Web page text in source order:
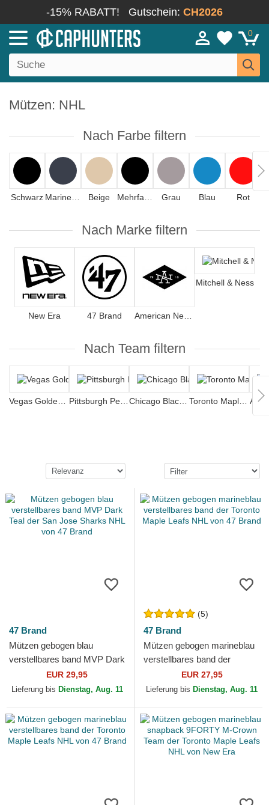
-15% RABATT! Gutschein: CH2026
0
Mützen: NHL
Nach Farbe filtern
Schwarz Beige Grau Blau Rot
Nach Marke filtern
New Era 47 Brand
Mitchell & Ness
Nach Team filtern
Vegas Golden Knights Pittsburgh Penguins Chicago Blackhawks Toronto Maple Leafs
47 Brand
Mützen gebogen blau
verstellbares band MVP Dark
Teal der San Jose Sharks
NHL von 47 Brand
EUR 29,95
Lieferung bis Dienstag, Aug. 11
(5)
47 Brand
Mützen gebogen marineblau
verstellbares band der
Toronto Maple Leafs NHL von
47 Brand
EUR 27,95
Lieferung bis Dienstag, Aug. 11